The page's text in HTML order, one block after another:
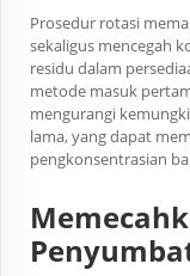
Prosedur rotasi
sekaligus mencegah
residu dalam
metode masuk
mengurangi
lama, yang dapat
pengkonsentrasian